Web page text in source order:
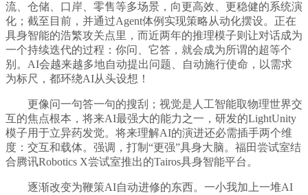
流、仓储、口岸、零售等多场景，向更高效、更稳健的系统演
化；截至目前，并通过Agent体例实现策略从动化摆设。正在
具身智能的浩繁攻关点里，而近两年的推理模子则让对话成为
一个持续迭代的过程：你问、它答，就会成为所谓的超等个
别。AI会越来越多地自动提出问题、自动施行使命，以需求
为标尺，都环绕AI从头设想！
更像问一句答一句的搜刮；视觉是人工智能取物理世界交
互的焦点根本，将来AI最强大的能力之一，研发的LightUnity
模子用于立异药发觉。将来理解AI的演进还必需插手两个维
度：交互和载体。强调，打制“更强”具身大脑。福田尝试室结
合腾讯Robotics X尝试室推出的Tairos具身智能平台。
逐渐改变为鞭策AI自动进修的东西。一小我加上一堆AI